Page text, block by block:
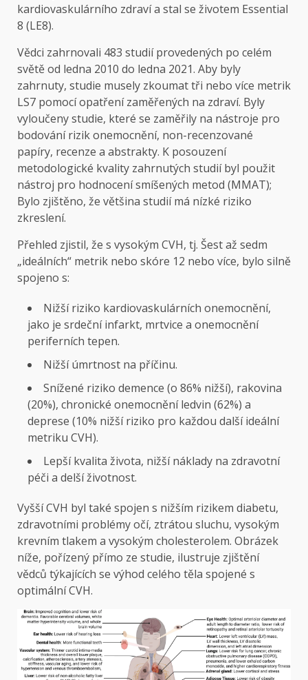
kardiovaskulárního zdraví a stal se životem Essential
8 (LE8).
Vědci zahrnovali 483 studií provedených po celém
světě od ledna 2010 do ledna 2021. Aby byly
zahrnuty, studie musely zkoumat tři nebo více metrik
LS7 pomocí opatření zaměřených na zdraví. Byly
vyloučeny studie, které se zaměřily na nástroje pro
bodování rizik onemocnění, non-recenzované
papíry, recenze a abstrakty. K posouzení
metodologické kvality zahrnutých studií byl použit
nástroj pro hodnocení smíšených metod (MMAT);
Bylo zjištěno, že většina studií má nízké riziko
zkreslení.
Přehled zjistil, že s vysokým CVH, tj. Šest až sedm
„ideálních“ metrik nebo skóre 12 nebo více, bylo silně
spojeno s:
Nižší riziko kardiovaskulárních onemocnění,
jako je srdeční infarkt, mrtvice a onemocnění
periferních tepen.
Nižší úmrtnost na příčinu.
Snížené riziko demence (o 86% nižší), rakovina
(20%), chronické onemocnění ledvin (62%) a
deprese (10% nižší riziko pro každou další ideální
metriku CVH).
Lepší kvalita života, nižší náklady na zdravotní
péči a delší životnost.
Vyšší CVH byl také spojen s nižším rizikem diabetu,
zdravotními problémy očí, ztrátou sluchu, vysokým
krevním tlakem a vysokým cholesterolem. Obrázek
níže, pořízený přímo ze studie, ilustruje zjištění
vědců týkajících se výhod celého těla spojené s
optimální CVH.